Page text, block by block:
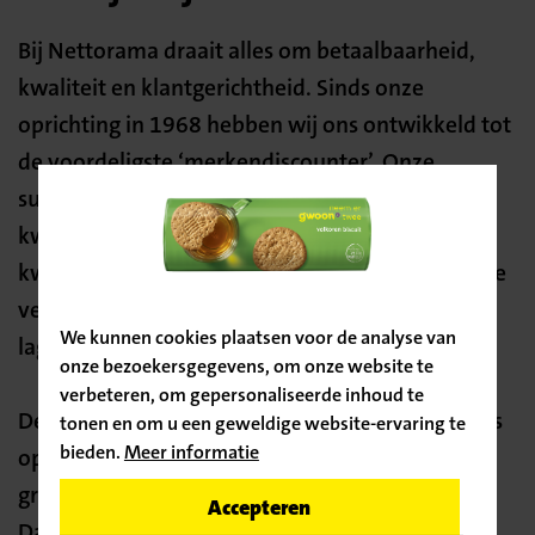
We kunnen cookies plaatsen voor de analyse van
onze bezoekersgegevens, om onze website te
verbeteren, om gepersonaliseerde inhoud te
tonen en om u een geweldige website-ervaring te
bieden.Meer informatie
Accepteren
Bij Nettorama draait alles om betaalbaarheid,
kwaliteit en klantgerichtheid. Sinds onze
oprichting in 1968 hebben wij ons ontwikkeld tot
de voordeligste ‘merkendiscounter’. Onze
succesformule is simpel: wij bieden een
kwalitatief goed winkelaanbod van hoge
kwaliteit tegen lage prijzen. Bij Nettorama kun je
vertrouwen op de hoogste kwaliteit tegen een
lage prijs, elke dag opnieuw.
De afgelopen 15 jaar eindigde Nettorama steeds
op nummer 1 of nummer 2 op het onderdeel
groente en fruit in het GfK Vers Rapport.
Bevestig
Ga door naar de vacature